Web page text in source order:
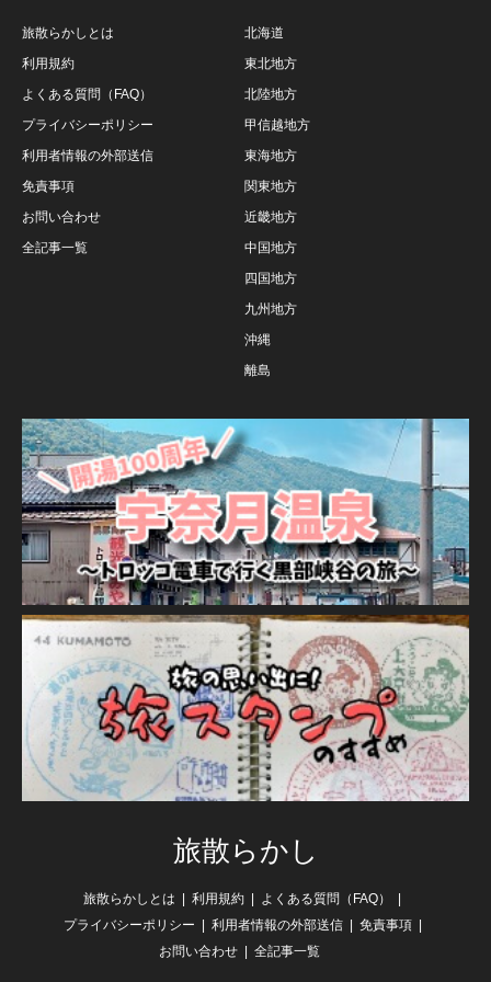
旅散らかしとは
利用規約
よくある質問（FAQ）
プライバシーポリシー
利用者情報の外部送信
免責事項
お問い合わせ
全記事一覧
北海道
東北地方
北陸地方
甲信越地方
東海地方
関東地方
近畿地方
中国地方
四国地方
九州地方
沖縄
離島
旅散らかし
旅散らかしとは 利用規約
よくある質問（FAQ）
プライバシーポリシー
利用者情報の外部送信
免責事項
お問い合わせ
全記事一覧